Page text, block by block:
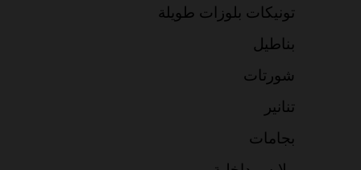
تونيكات بلوزات طويلة
بناطيل
شورتات
تنانير
بجامات